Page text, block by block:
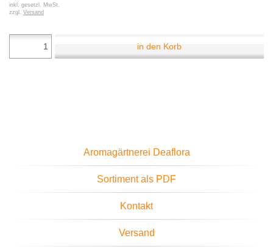
inkl. gesetzl. MwSt.
zzgl. Versand
in den Korb
Aromagärtnerei Deaflora
Sortiment als PDF
Kontakt
Versand